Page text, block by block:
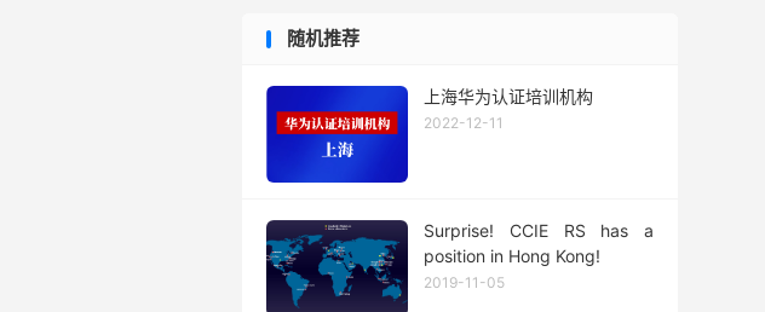
随机推荐
上海华为认证培训机构
2022-12-11
Surprise! CCIE RS has a
position in Hong Kong!
2019-11-05